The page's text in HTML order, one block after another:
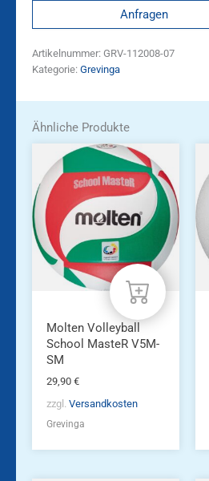
Anfragen
Artikelnummer: GRV-112008-07
Kategorie: Grevinga
Ähnliche Produkte
Molten Volleyball
School MasteR V5M-
SM
29,90 €
zzgl. Versandkosten
Grevinga